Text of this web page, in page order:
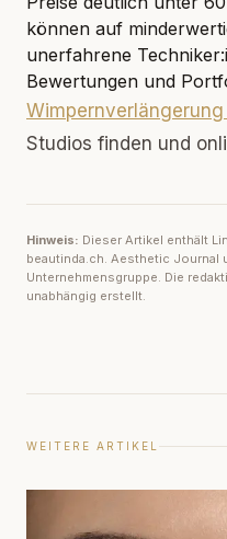
können auf
unerfahrene
Bewertungen und
Studios finden und
Hinweis: Dieser Artikel enthält
beautinda.ch. Aesthetic Journal
Unternehmensgruppe. Die
unabhängig erstellt.
WEITERE ARTIKEL